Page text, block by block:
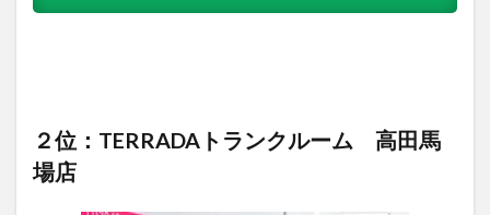
２位：TERRADAトランクルーム 高田馬
場店